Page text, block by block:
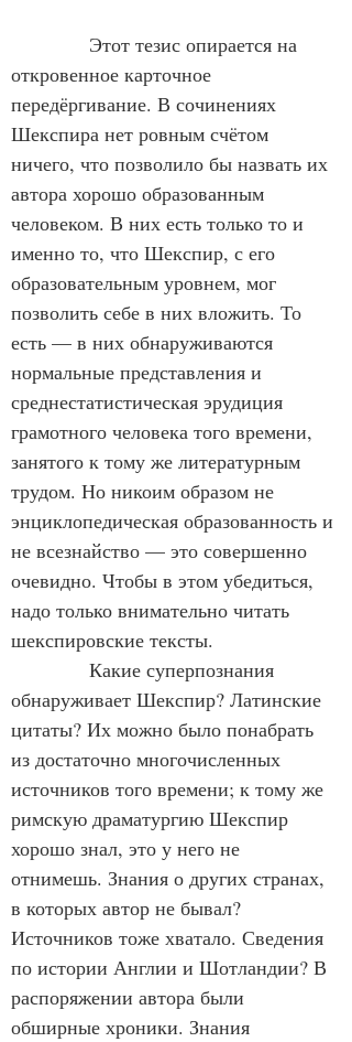
Этот тезис опирается на
откровенное карточное
передёргивание. В сочинениях
Шекспира нет ровным счётом
ничего, что позволило бы назвать их
автора хорошо образованным
человеком. В них есть только то и
именно то, что Шекспир, с его
образовательным уровнем, мог
позволить себе в них вложить. То
есть — в них обнаруживаются
нормальные представления и
среднестатистическая эрудиция
грамотного человека того времени,
занятого к тому же литературным
трудом. Но никоим образом не
энциклопедическая образованность и
не всезнайство — это совершенно
очевидно. Чтобы в этом убедиться,
надо только внимательно читать
шекспировские тексты.
Какие суперпознания
обнаруживает Шекспир? Латинские
цитаты? Их можно было понабрать
из достаточно многочисленных
источников того времени; к тому же
римскую драматургию Шекспир
хорошо знал, это у него не
отнимешь. Знания о других странах,
в которых автор не бывал?
Источников тоже хватало. Сведения
по истории Англии и Шотландии? В
распоряжении автора были
обширные хроники. Знания